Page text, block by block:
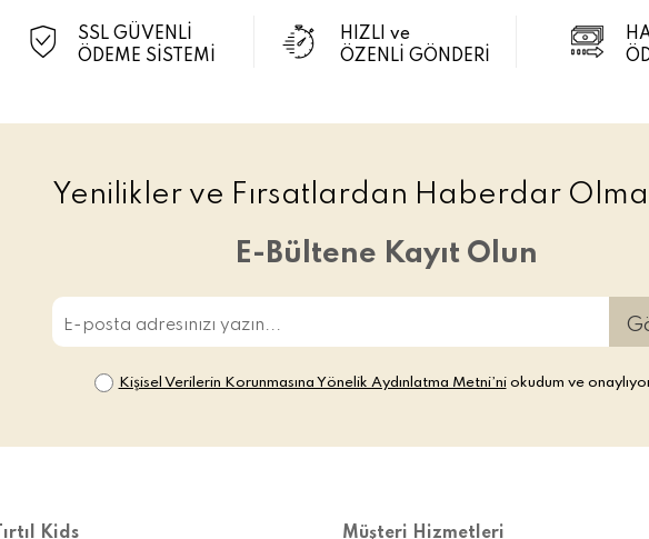
SSL GÜVENLİ
ÖDEME SİSTEMİ
HIZLI ve
ÖZENLİ GÖNDERİ
Yenilikler ve Fırsatlardan Haberdar
E-Bültene Kayıt Olun
Kişisel Verilerin Korunmasına Yönelik Aydınlatma Metni’ni okudum ve
Tırtıl Kids Müşteri Hizmetleri